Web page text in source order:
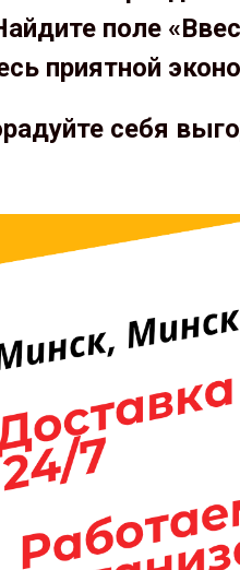
поле
приятной
себя